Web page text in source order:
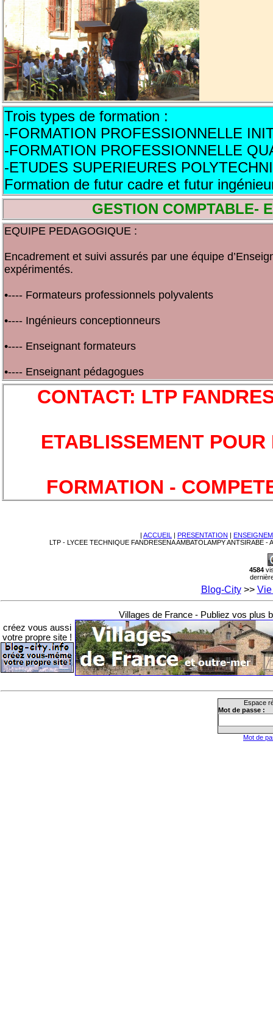
Trois types de formation :
-FORMATION PROFESSIONNELLE
-FORMATION PROFESSIONNELLE
-ETUDES SUPERIEURES
Formation de futur cadre et futur
GESTION COMPTABLE-
EQUIPE PEDAGOGIQUE :
Encadrement et suivi assurés par une équipe
expérimentés.
•---- Formateurs professionnels polyvalents
•---- Ingénieurs conceptionneurs
•---- Enseignant formateurs
•---- Enseignant pédagogues
CONTACT: LTP
ETABLISSEMENT
FORMATION -
| ACCUEIL | PRESENTATION |
LTP - LYCEE TECHNIQUE FANDRESENA AMBATOLAMPY
4584
Blog-City>>
créez vous aussi
votre propre site !
Villages de France - Publiez vos plus
Espace
Mot de passe :
Mot de